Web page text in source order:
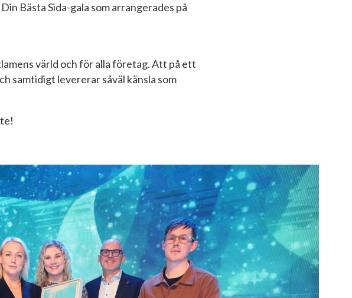
Bästa Sida-gala som arrangerades på
värld och för alla företag. Att på ett
samtidigt levererar såväl känsla som